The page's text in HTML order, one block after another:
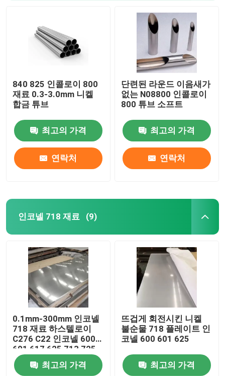
840 825 인콜로이 800
재료 0.3-3.0mm 니켈
합금 튜브
최고의 가격
연락처
단련된 라운드 이음새가
없는 N08800 인콜로이
800 튜브 소프트
최고의 가격
연락처
인코넬 718 재료 (9)
0.1mm-300mm 인코넬
718 재료 하스텔로이
C276 C22 인코넬 600
601 617 625 713 725
800 825 모넬 400 K500
최고의 가격
뜨겁게 회전시킨 니켈
불순물 718 플레이트 인
코넬 600 601 625
최고의 가격